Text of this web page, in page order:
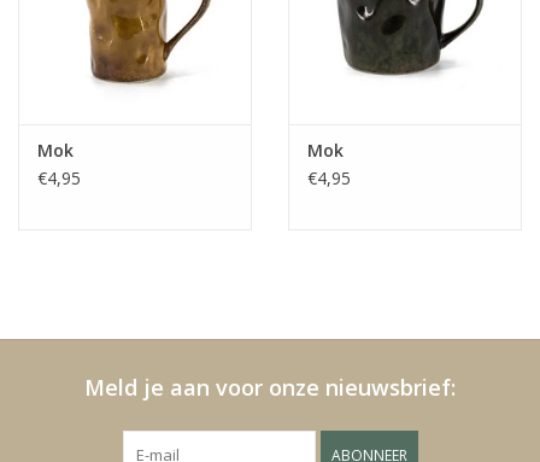
Mok
€4,95
Mok
€4,95
Meld je aan voor onze nieuwsbrief:
ABONNEER